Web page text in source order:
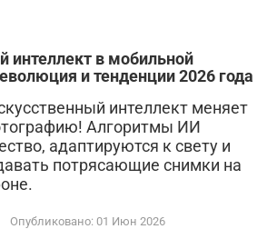
интеллект в мобильной
и тенденции 2026 года
интеллект меняет
Алгоритмы ИИ
адаптируются к свету и
потрясающие снимки на
Опубликовано: 01 Июн 2026